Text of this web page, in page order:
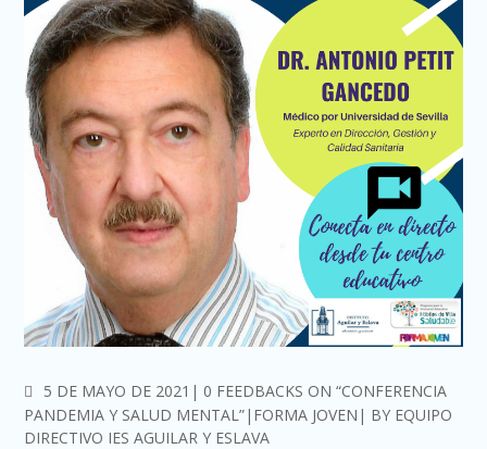
5 DE MAYO DE 2021 COMMENTS
0 FEEDBACKS ON “CONFERENCIA
PANDEMIA Y SALUD MENTAL” FORMA JOVEN BY EQUIPO
DIRECTIVO IES AGUILAR Y ESLAVA